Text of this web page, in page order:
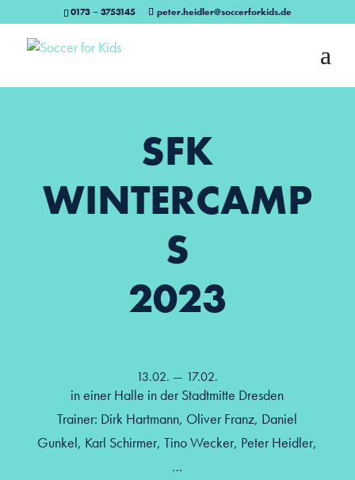
0173 – 3753145 peter.heidler@soccerforkids.de
SFK
WINTERCAMP
S
2023
13.02. — 17.02.
in einer Halle in der Stadtmitte Dresden
Trainer: Dirk Hartmann, Oliver Franz, Daniel
Gunkel, Karl Schirmer, Tino Wecker, Peter Heidler,
…